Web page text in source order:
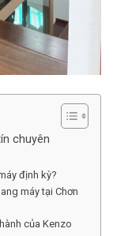
chuyên
định kỳ?
máy tại Chơn
của Kenzo